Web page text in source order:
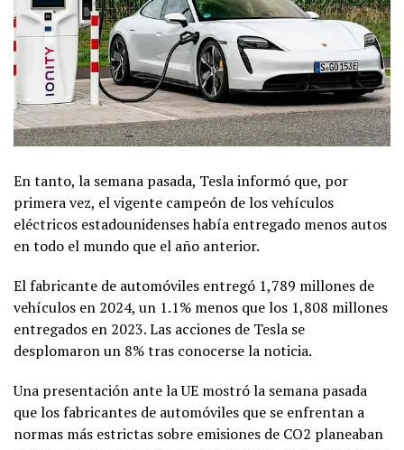
En tanto, la semana pasada, Tesla informó que, por
primera vez, el vigente campeón de los vehículos
eléctricos estadounidenses había entregado menos autos
en todo el mundo que el año anterior.
El fabricante de automóviles entregó 1,789 millones de
vehículos en 2024, un 1.1% menos que los 1,808 millones
entregados en 2023. Las acciones de Tesla se
desplomaron un 8% tras conocerse la noticia.
Una presentación ante la UE mostró la semana pasada
que los fabricantes de automóviles que se enfrentan a
normas más estrictas sobre emisiones de CO2 planeaban